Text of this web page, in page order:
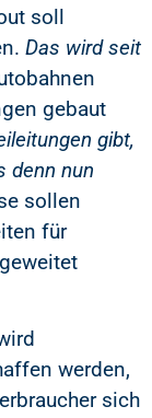
soll
Das wird seit
gebaut
gibt,
denn nun
sollen
für
werden,
sich